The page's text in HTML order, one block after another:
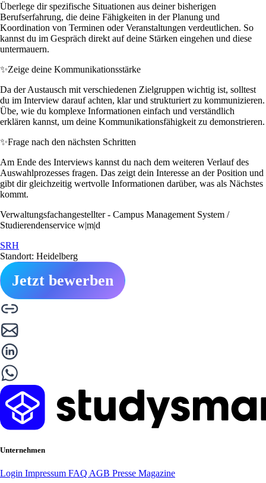
Überlege dir spezifische Situationen aus deiner bisherigen
Berufserfahrung, die deine Fähigkeiten in der Planung und
Koordination von Terminen oder Veranstaltungen verdeutlichen. So
kannst du im Gespräch direkt auf deine Stärken eingehen und diese
untermauern.
✨Zeige deine Kommunikationsstärke
Da der Austausch mit verschiedenen Zielgruppen wichtig ist, solltest
du im Interview darauf achten, klar und strukturiert zu kommunizieren.
Übe, wie du komplexe Informationen einfach und verständlich
erklären kannst, um deine Kommunikationsfähigkeit zu demonstrieren.
✨Frage nach den nächsten Schritten
Am Ende des Interviews kannst du nach dem weiteren Verlauf des
Auswahlprozesses fragen. Das zeigt dein Interesse an der Position und
gibt dir gleichzeitig wertvolle Informationen darüber, was als Nächstes
kommt.
Verwaltungsfachangestellter - Campus Management System /
Studierendenservice w|m|d
SRH
Standort: Heidelberg
Jetzt bewerben
Unternehmen
Login Impressum FAQ AGB Presse Magazine